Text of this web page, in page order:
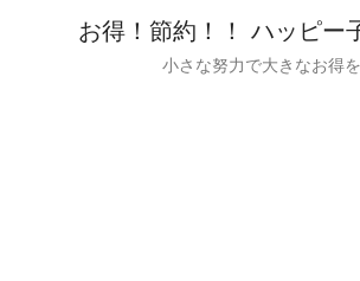
お得！節約！！ ハッピー
小さな努力で大きなお得